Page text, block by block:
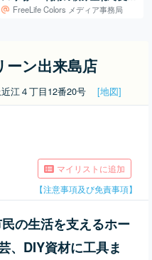
られる地域の球場
FreeLife Colors メディア事務局
ーン出来島店
江４丁目12番20号 [地図]
マイリストに追加
【注意事項及び免責事項】
の生活を支えるホー
、DIY資材に工具ま